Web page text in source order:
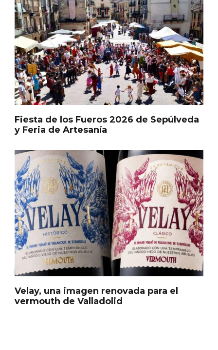
Fiesta de los Fueros 2026 de Sepúlveda
y Feria de Artesanía
Velay, una imagen renovada para el
vermouth de Valladolid
Recorre los fiordos leoneses en Riaño